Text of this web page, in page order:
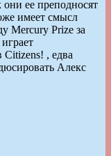
они ее преподносят
имеет смысл
Mercury Prize за
, едва
Алекс